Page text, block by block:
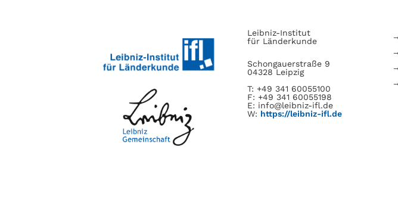
Leibniz-Institut
für Länderkunde
Schongauerstraße 9
04328 Leipzig
T: +49 341 60055100
F: +49 341 60055198
E: info@leibniz-ifl.de
W: https://leibniz-ifl.de